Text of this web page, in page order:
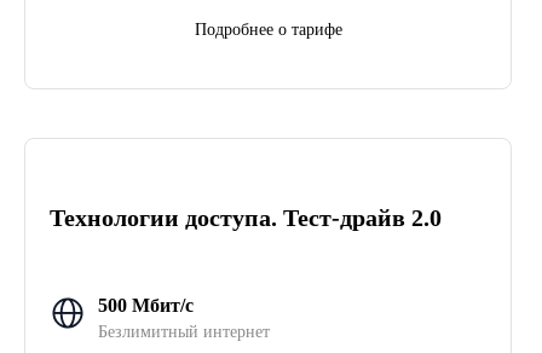
Подробнее о тарифе
Технологии доступа. Тест-драйв 2.0
500 Мбит/с
Безлимитный интернет